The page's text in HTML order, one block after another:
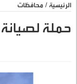
الرئيسية / محافظات
حملة لصيانة